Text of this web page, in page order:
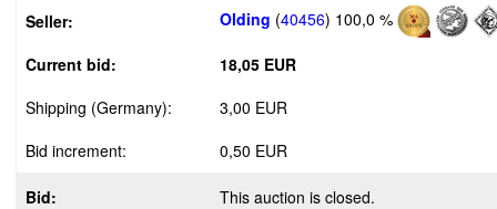
Seller: Olding (40456) 100,0 %
Current bid:
18,05 EUR
Shipping (Germany):
3,00 EUR
Bid increment:
0,50 EUR
Bid: This auction is closed.